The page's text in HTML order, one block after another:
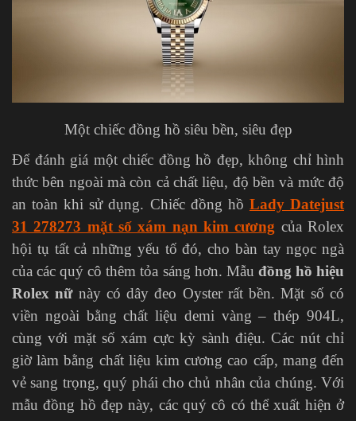
Một chiếc đồng hồ siêu bền, siêu đẹp
Để đánh giá một chiếc đồng hồ đẹp, không chỉ hình
thức bên ngoài mà còn cả chất liệu, độ bền và mức độ
an toàn khi sử dụng. Chiếc đồng hồ Lady Datejust
31 278273 mặt số xám nạn kim cương của Rolex
hội tụ tất cả những yếu tố đó, cho bàn tay ngọc ngà
của các quý cô thêm tỏa sáng hơn. Mẫu đồng hồ hiệu
Rolex nữnày có dây đeo Oyster rất bền. Mặt số có
viền ngoài bằng chất liệu demi vàng – thép 904L,
cùng với mặt số xám cực kỳ sành điệu. Các nút chỉ
giờ làm bằng chất liệu kim cương cao cấp, mang đến
vẻ sang trọng, quý phái cho chủ nhân của chúng. Với
mẫu đồng hồ đẹp này, các quý cô có thể xuất hiện ở